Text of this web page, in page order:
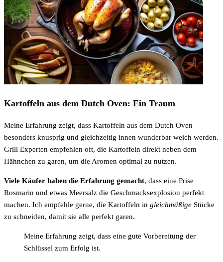
Kartoffeln aus dem Dutch Oven: Ein Traum
Meine Erfahrung zeigt, dass Kartoffeln aus dem Dutch Oven
besonders knusprig und gleichzeitig innen wunderbar weich werden.
Grill Experten empfehlen oft, die Kartoffeln direkt neben dem
Hähnchen zu garen, um die Aromen optimal zu nutzen.
Viele Käufer haben die Erfahrung gemacht, dass eine Prise
Rosmarin und etwas Meersalz die Geschmacksexplosion perfekt
machen. Ich empfehle gerne, die Kartoffeln in gleichmäßige Stücke
zu schneiden, damit sie alle perfekt garen.
Meine Erfahrung zeigt, dass eine gute Vorbereitung der
Schlüssel zum Erfolg ist.